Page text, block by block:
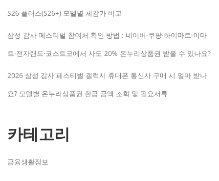
S26 플러스(S26+) 모델별 체감가 비교
삼성 감사 페스티벌 참여처 확인 방법 : 네이버·쿠팡·하이마트·이마
트·전자랜드·코스트코에서 사도 20% 온누리상품권 받을 수 있나요?
2026 삼성 감사 페스티벌 갤럭시 휴대폰 통신사 구매 시 얼마 받나
요? 모델별 온누리상품권 환급 금액 조회 및 필요서류
카테고리
금융생활정보